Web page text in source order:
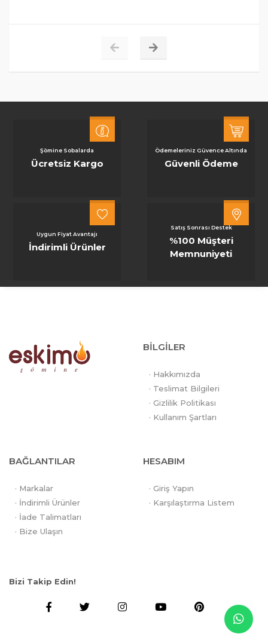
Şömine Sobalarda
Ücretsiz Kargo
Ödemeleriniz Güvence Altında
Güvenli Ödeme
Uygun Fiyat Avantajı
İndirimli Ürünler
Satış Sonrası Destek
%100 Müşteri
Memnuniyeti
BİLGİLER
· Hakkımızda
· Teslimat Bilgileri
· Gizlilik Politikası
· Kullanım Şartları
BAĞLANTILAR
· Markalar
· İndirimli Ürünler
· İade Talimatları
· Bize Ulaşın
HESABIM
· Giriş Yapın
· Karşılaştırma Listem
Bizi Takip Edin!